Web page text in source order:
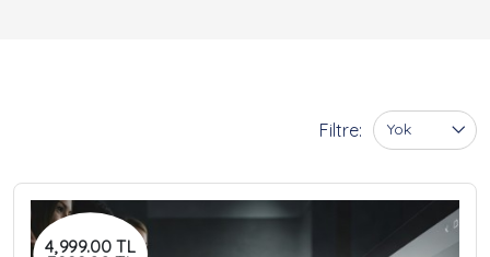
Filtre: Yok
4,999.00 TL